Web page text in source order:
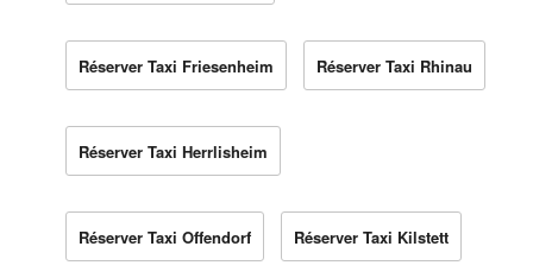
Réserver Taxi Friesenheim Réserver Taxi Rhinau
Réserver Taxi Herrlisheim
Réserver Taxi Offendorf Réserver Taxi Kilstett